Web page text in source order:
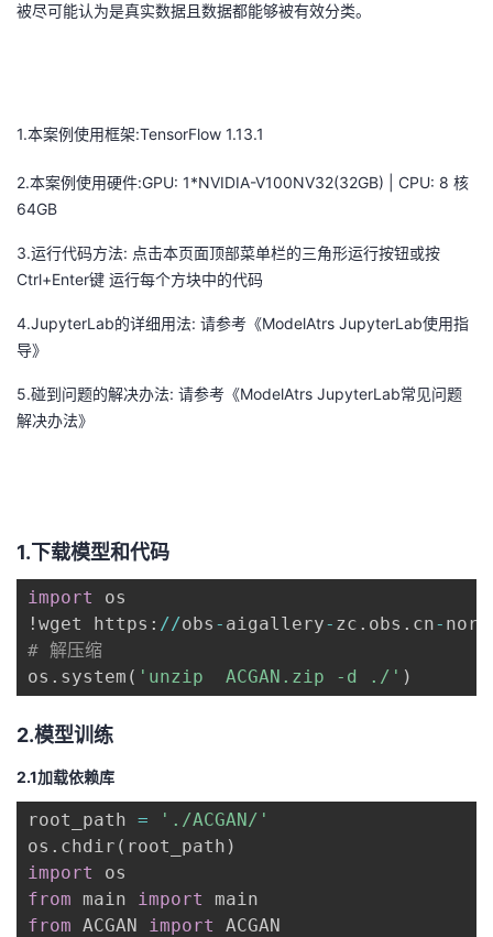
堂
我
程
认
的
我
持
我
的
支
我
声
被尽可能认为是真实数据且数据都能够被有效分类。
1.本案例使用框架:TensorFlow 1.13.1
2.本案例使用硬件:GPU: 1*NVIDIA-V100NV32(32GB) | CPU: 8 核
64GB
3.运行代码方法: 点击本页面顶部菜单栏的三角形运行按钮或按
Ctrl+Enter键 运行每个方块中的代码
4.JupyterLab的详细用法: 请参考《ModelAtrs JupyterLab使用指
导》
5.碰到问题的解决办法: 请参考《ModelAtrs JupyterLab常见问题
解决办法》
1.下载模型和代码
import
os
!wget https : //obs - aigallery- zc . obs . cn-
# 解压缩
os . system ( 'unzip  ACGAN.zip -d ./' )
2.模型训练
2.1加载依赖库
root_path =
'./ACGAN/'
os . chdir ( root_path )
import
from main import
from ACGAN import